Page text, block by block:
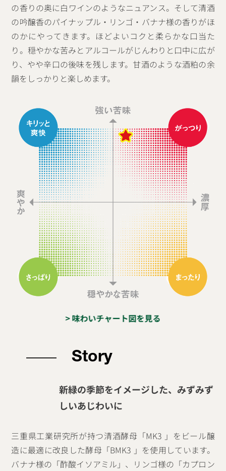
の香りの奥に白ワインのようなニュアンス。そして清酒
の吟醸香のパイナップル・リンゴ・バナナ様の香りがほ
のかにやってきます。ほどよいコクと柔らかな口当た
り。穏やかな苦みとアルコールがじんわりと口中に広が
り、やや辛口の後味を残します。甘酒のような酒粕の余
韻をしっかりと楽しめます。
> 味わいチャート図を見る
Story
新緑の季節をイメージした、みずみず
しいあじわいに
三重県工業研究所が持つ清酒酵母「MK3 」をビール醸
造に最適に改良した酵母「BMK3 」を使用しています。
バナナ様の「酢酸イソアミル」、リンゴ様の「カプロン